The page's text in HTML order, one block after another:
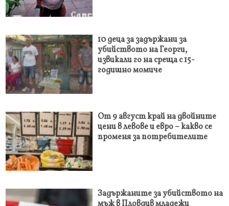
10 деца за задържани за
убийството на Георги,
извикали го на среща с 15-
годишно момиче
От 9 август край на двойните
цени в левове и евро – какво се
променя за потребителите
Задържаните за убийството на